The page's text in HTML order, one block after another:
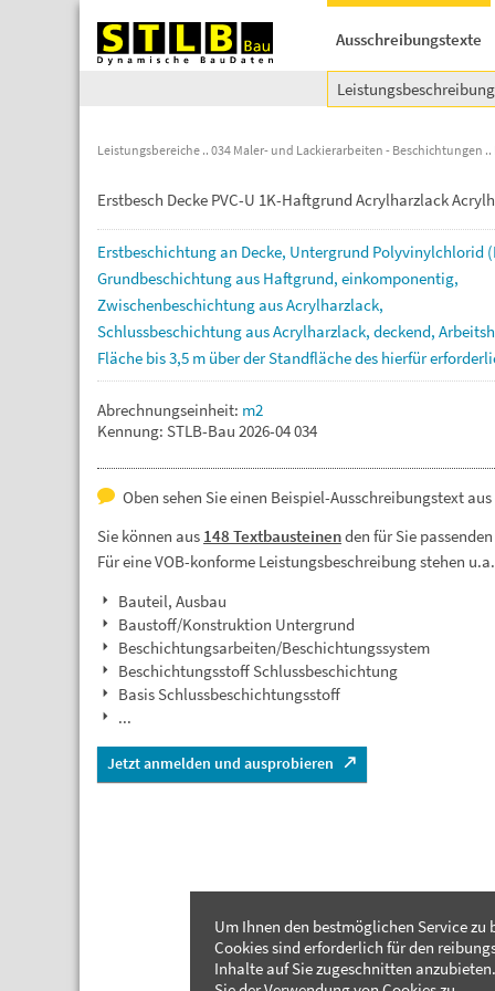
Ausschreibungstexte
Leistungsbereiche 034 Maler- und Lackierarbeiten - Beschichtungen
Erstbesch Decke PVC-U 1K-Haftgrund Acrylharzlack
Erstbeschichtungan Decke, Untergrund Polyvinylchlorid
Grundbeschichtungaus Haftgrund, einkomponentig,
ZwischenbeschichtungausAcrylharzlack,
SchlussbeschichtungausAcrylharzlack, deckend,
Fläche bis3,5 m überderStandflächedes hierfür
Abrechnungseinheit: m2
Kennung: STLB-Bau 2026-04 034
Oben sehen Sie einen Beispiel-Ausschreibungstext
Sie können aus 148 Textbausteinenden für Sie
Für eine VOB-konforme Leistungsbeschreibung stehen
Bauteil, Ausbau
Baustoff/Konstruktion Untergrund
Beschichtungsarbeiten/Beschichtungssystem
Beschichtungsstoff Schlussbeschichtung
Basis Schlussbeschichtungsstoff
...
Jetzt anmelden und ausprobieren
Um Ihnen den bestmöglichen Service
Cookies sind erforderlich für den
Inhalte auf Sie zugeschnitten